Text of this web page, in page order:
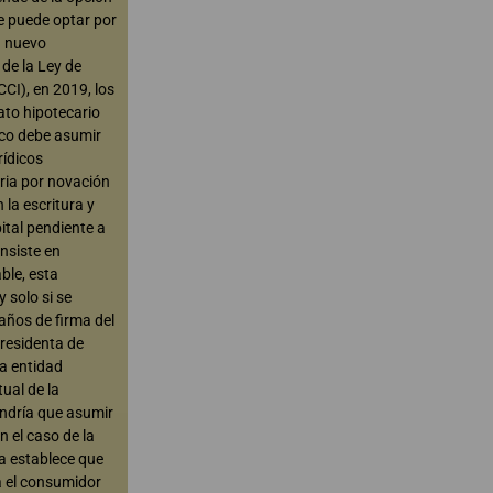
puede optar por
nuevo
la Ley de
en 2019, los
hipotecario
debe asumir
por novación
la escritura y
pendiente a
en
esta
solo si se
de firma del
de
entidad
de la
que asumir
el caso de la
establece que
el consumidor